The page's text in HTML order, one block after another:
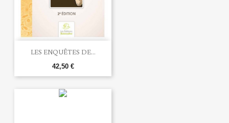
LES ENQUÊTES DE...
42,50 €